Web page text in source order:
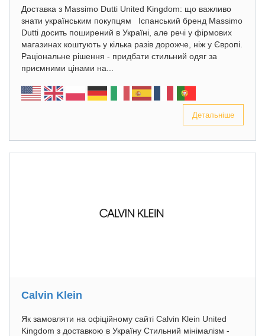
Доставка з Massimo Dutti United Kingdom: що важливо
знати українським покупцям Іспанський бренд Massimo
Dutti досить поширений в Україні, але речі у фірмових
магазинах коштують у кілька разів дорожче, ніж у Європі.
Раціональне рішення - придбати стильний одяг за
приємними цінами на...
Детальніше
Calvin Klein
Як замовляти на офіційному сайті Calvin Klein United
Kingdom з доставкою в Україну Стильний мінімалізм -